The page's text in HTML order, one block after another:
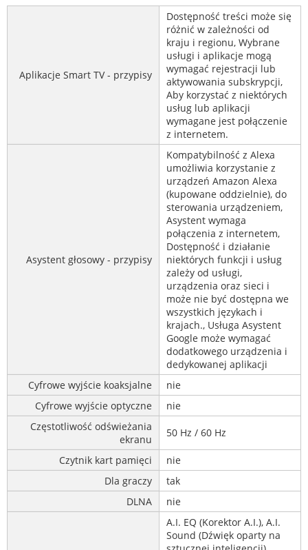
Aplikacje Smart TV - przypisy
Dostępność treści może się
różnić w zależności od
kraju i regionu, Wybrane
usługi i aplikacje mogą
wymagać rejestracji lub
aktywowania subskrypcji,
Aby korzystać z niektórych
usług lub aplikacji
wymagane jest połączenie
z internetem.
Asystent głosowy - przypisy
Kompatybilność z Alexa
umożliwia korzystanie z
urządzeń Amazon Alexa
(kupowane oddzielnie), do
sterowania urządzeniem,
Asystent wymaga
połączenia z internetem,
Dostępność i działanie
niektórych funkcji i usług
zależy od usługi,
urządzenia oraz sieci i
może nie być dostępna we
wszystkich językach i
krajach., Usługa Asystent
Google może wymagać
dodatkowego urządzenia i
dedykowanej aplikacji
Cyfrowe wyjście koaksjalne
nie
Cyfrowe wyjście optyczne
nie
Częstotliwość odświeżania
ekranu
50 Hz / 60 Hz
Czytnik kart pamięci
nie
Dla graczy
tak
DLNA
nie
A.I. EQ (Korektor A.I.), A.I.
Sound (Dźwięk oparty na